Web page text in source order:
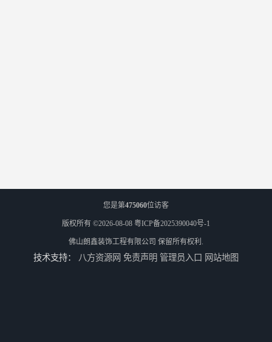
您是第475060位访客
版权所有 ©2026-08-08 粤ICP备2025390040号-1
佛山朗鑫装饰工程有限公司 保留所有权利.
技术支持： 八方资源网 免责声明 管理员入口 网站地图